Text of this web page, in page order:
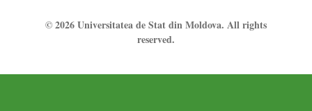
© 2026 Universitatea de Stat din Moldova. All rights
reserved.